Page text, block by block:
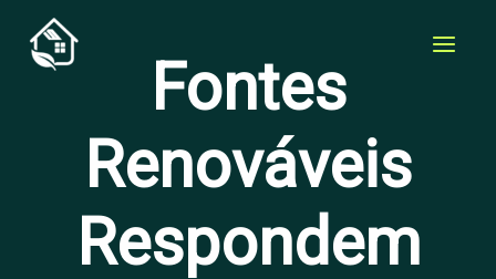
content
Fontes
Renováveis
Respondem